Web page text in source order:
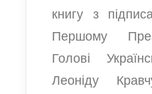
книгу з
Першому
Голові
Леоніду